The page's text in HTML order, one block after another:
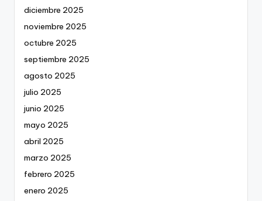
diciembre 2025
noviembre 2025
octubre 2025
septiembre 2025
agosto 2025
julio 2025
junio 2025
mayo 2025
abril 2025
marzo 2025
febrero 2025
enero 2025